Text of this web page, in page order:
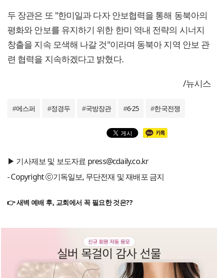
두 장관은 또 "한미일과 다자 안보협력을 통해 동북아의
평화와 안보를 유지하기 위한 한미 역내 전략의 시너지
창출을 지속 모색해 나갈 것"이라며 동북아 지역 안보 관
련 협력을 지속하겠다고 밝혔다.
/뉴시스
#에스퍼 #정경두 #국방장관 #6·25 #한국전쟁
▶ 기사제보 및 보도자료 press@cdaily.co.kr
- Copyright ⓒ기독일보, 무단전재 및 재배포 금지
👉 새벽 예배 후, 교회에서 꼭 필요한 것은??